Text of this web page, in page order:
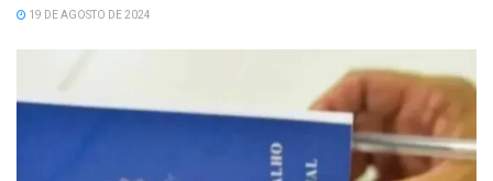
19 DE AGOSTO DE 2024